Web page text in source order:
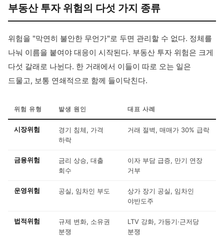
부동산 투자 위험의 다섯 가지 종류
위험을 "막연히 불안한 무언가"로 두면 관리할 수 없다. 정체를
나눠 이름을 붙여야 대응이 시작된다. 부동산 투자 위험은 크게
다섯 갈래로 나뉜다. 한 거래에서 이들이 따로 오는 일은
드물고, 보통 연쇄적으로 함께 들이닥친다.
위험 유형 발생 원인 대표 사례
시장위험
경기 침체, 가격
하락
거래 절벽, 매매가 30% 급락
금융위험
금리 상승, 대출
회수
이자 부담 급증, 만기 연장
거부
운영위험 공실, 임차인 부도
상가 장기 공실, 임차인
야반도주
법적위험
규제 변화, 소유권
분쟁
LTV 강화, 가등기·근저당
분쟁